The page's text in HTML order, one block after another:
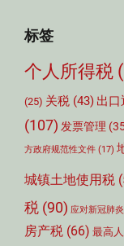
标签
个人所得税
(25) 关税 (43) 出口
(107) 发票管理
方政府规范性文件 (17)
城镇土地使用税
税 (90) 应对新冠肺
房产税 (66) 最高